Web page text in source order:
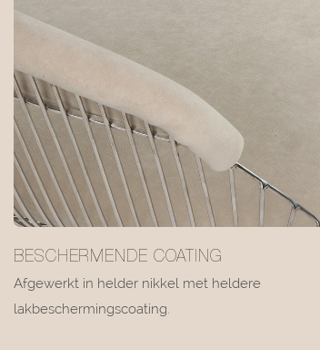
BESCHERMENDE COATING
Afgewerkt in helder nikkel met heldere
lakbeschermingscoating.